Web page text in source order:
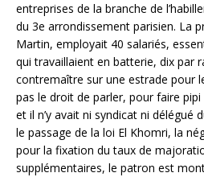
entreprises de la branche de
du 3e arrondissement parisien. La
Martin, employait 40 salariés,
qui travaillaient en batterie, dix par
contremaître sur une estrade pour
pas le droit de parler, pour faire
et il n’y avait ni syndicat ni délégué
le passage de la loi El Khomri, la
pour la fixation du taux de
supplémentaires, le patron est